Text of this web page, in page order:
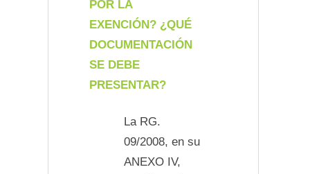
POR LA
EXENCIÓN? ¿QUÉ
DOCUMENTACIÓN
SE DEBE
PRESENTAR?
La RG.
09/2008, en su
ANEXO IV,